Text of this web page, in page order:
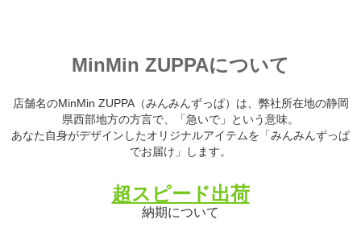
MinMin ZUPPAについて
店舗名のMinMin ZUPPA（みんみんずっぱ）は、弊社所在地の静岡
県西部地方の方言で、「急いで」という意味。
あなた自身がデザインしたオリジナルアイテムを「みんみんずっぱ
でお届け」します。
超スピード出荷
納期について